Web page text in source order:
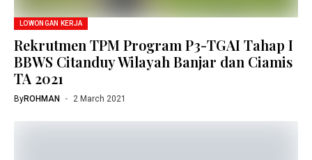
LOWONGAN KERJA
Rekrutmen TPM Program P3-TGAI Tahap I
BBWS Citanduy Wilayah Banjar dan Ciamis
TA 2021
ByROHMAN 2 March 2021